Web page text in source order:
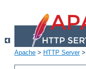
Apache > HTTP Server>